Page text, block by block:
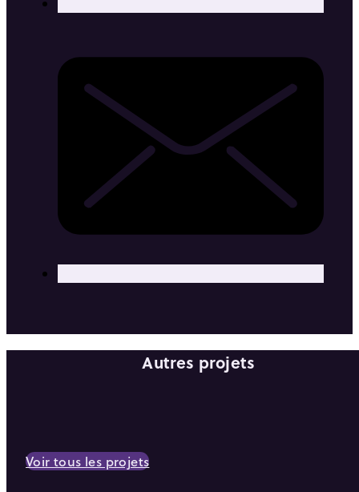
Autres projets
Voir tous les projets